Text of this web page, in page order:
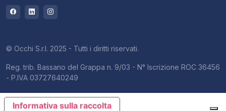
© Occhi S.r.l. 2025 - Tutti i diritti riservati.
Reg. trib. Bassano del Grappa n. 9/03 - N° Iscrizione ROC 36456
- P.IVA 03727640249
Informativa sulla raccolta